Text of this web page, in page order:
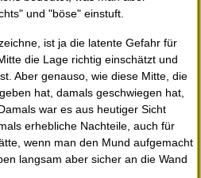
und "böse" einstuft.
ist ja die latente Gefahr für
die Lage richtig einschätzt und
Aber genauso, wie diese Mitte, die
hat, damals geschwiegen hat,
war es aus heutiger Sicht
erhebliche Nachteile, auch für
wenn man den Mund aufgemacht
langsam aber sicher an die Wand